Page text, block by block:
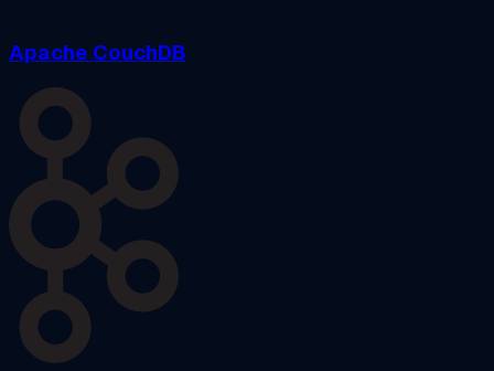
Apache CouchDB